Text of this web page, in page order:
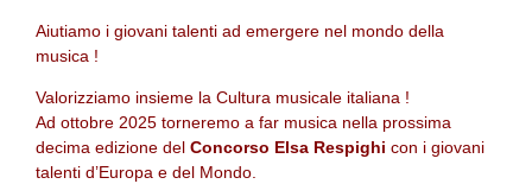
Aiutiamo i giovani talenti ad emergere nel mondo della
musica !
Valorizziamo insieme la Cultura musicale italiana !
Ad ottobre 2025 torneremo a far musica nella prossima
decima edizione del Concorso Elsa Respighi con i giovani
talenti d’Europa e del Mondo.